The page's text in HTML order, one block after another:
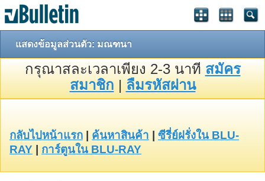
แสดงข้อมูลส่วนตัว: มณฑนา
กรุณาสละเวลาเพียง 2-3 นาที สมัคร
สมาชิก | ลืมรหัสผ่าน
กลับไปหน้าแรก ค้นหาสินค้า
ซีรี่ย์ฝรั่งใน BLU-
RAY
การ์ตูนใน BLU-RAY